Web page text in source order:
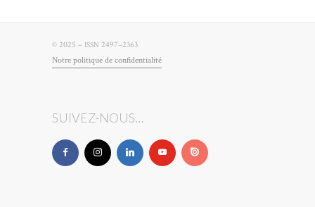
© 2025 – ISSN 2497–2363
Notre poli­tique de confidentialité
SUIVEZ-NOUS…